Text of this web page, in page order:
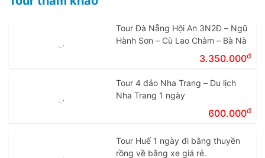
Tour Đà Nẵng Hội An 3N2Đ – Ngũ
Hành Sơn – Cù Lao Chàm – Bà Nà
3.350.000đ
Tour 4 đảo Nha Trang – Du lịch
Nha Trang 1 ngày
600.000đ
Tour Huế 1 ngày đi bằng thuyền
rồng về bằng xe giá rẻ.